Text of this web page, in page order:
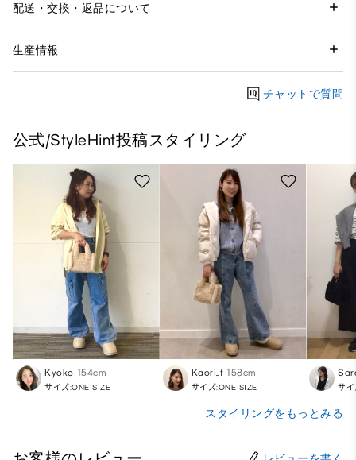
配送・交換・返品について
生産情報
チャットで質問
公式/StyleHint投稿スタイリング
Kyoko 154cm
サイズ:ONE SIZE
Kaori_f 158cm
サイズ:ONE SIZE サ
スタイリングをもっとみる